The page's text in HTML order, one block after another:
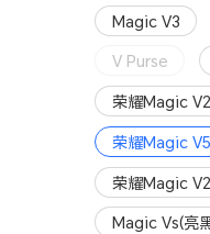
Magic V3
V Purse
荣耀Magic V2
荣耀Magic V5
荣耀Magic
Magic Vs(亮